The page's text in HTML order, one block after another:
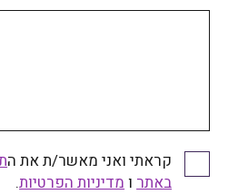
קראתי ואני מאשר/ת את
ומדיניות הפרטיות
קראתי ואני מאשר/ת את ה
באתר ו מדיניות הפרטיות.